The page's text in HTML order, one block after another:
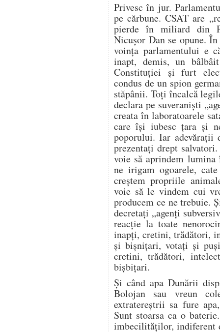
Privesc în jur.
pe cărbune. CSAT are
pierde în miliard din
Nicușor Dan se opune.
voința parlamentului e
inapt, demis, un
Constituției și furt
condus de un spion
stăpânii. Toți încalcă
declara pe suveraniști
creata în laboratoarele
care își iubesc țara și
poporului. Iar adevărații
prezentați drept
voie să aprindem lumina
ne irigam ogoarele,
creștem propriile
voie să le vindem cui
producem ce ne trebuie.
decretați „agenți
reacție la toate
inapți, cretini, trădători,
și bișnițari, votați și
cretini, trădători,
bișbițari.
Și când apa Dunării
Bolojan sau vreun
extratereștrii sa fure
Sunt stoarsa ca o
imbecilităților, indiferent